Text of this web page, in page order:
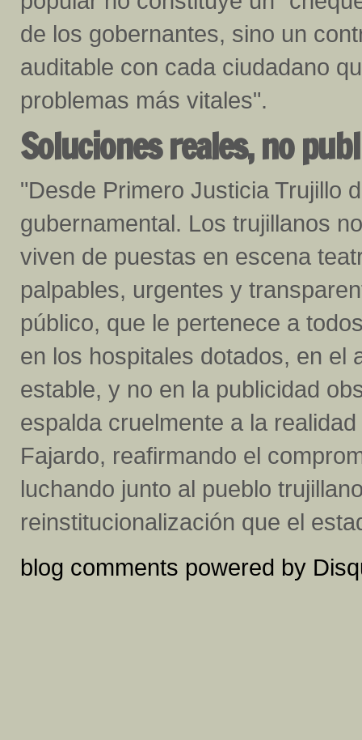
de los gobernantes, sino un
auditable con cada ciudadano
problemas más vitales".
Soluciones reales, no
"Desde Primero Justicia Trujillo
gubernamental. Los trujillanos
viven de puestas en escena
palpables, urgentes y
público, que le pertenece a
en los hospitales dotados, en el
estable, y no en la publicidad
espalda cruelmente a la
Fajardo, reafirmando el
luchando junto al pueblo
reinstitucionalización que el
blog comments powered by